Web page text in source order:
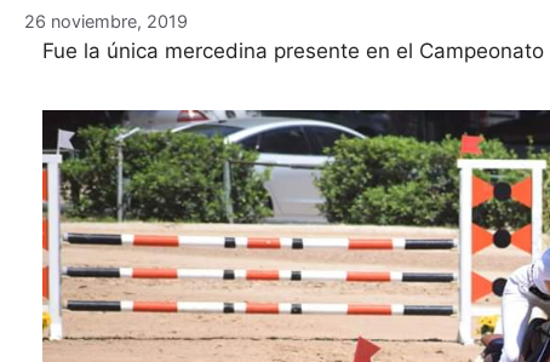
26 noviembre, 2019
Fue la única mercedina presente en el